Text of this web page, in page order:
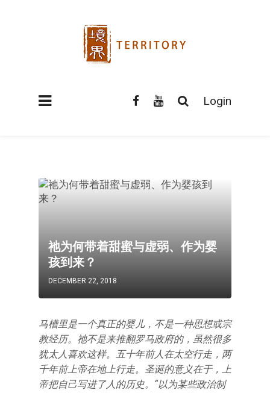
Login
祂为何带着甜蜜与虚弱、作为婴
孩到来？
DECEMBER 22, 2018
马槽里是一个真正的婴儿，不是一种思想或宗
教经历。祂不是来推翻罗马政府的，虽然很多
犹太人喜欢这样。五十年前人在太空行走，两
千年前上帝在地上行走。圣诞的意义在于，上
帝把自己写进了人的历史。“以为某些政治制